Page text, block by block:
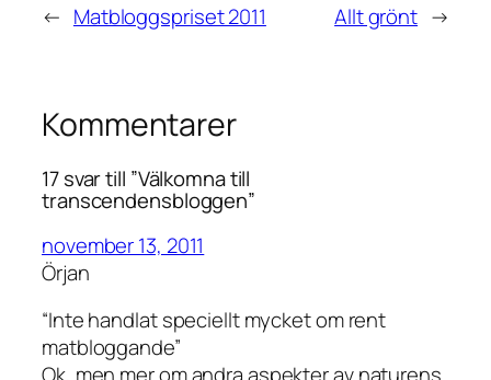
← Matbloggspriset 2011 Allt grönt →
Kommentarer
17 svar till ”Välkomna till
transcendensbloggen”
november 13, 2011
Örjan
“Inte handlat speciellt mycket om rent
matbloggande”